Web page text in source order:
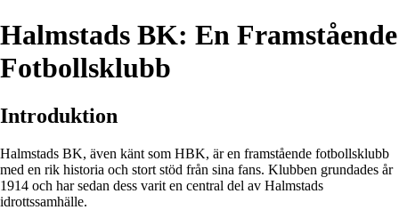
Halmstads BK: En Framstående
Fotbollsklubb
Introduktion
Halmstads BK, även känt som HBK, är en framstående fotbollsklubb
med en rik historia och stort stöd från sina fans. Klubben grundades år
1914 och har sedan dess varit en central del av Halmstads
idrottssamhälle.